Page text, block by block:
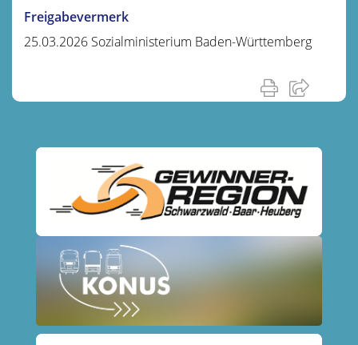
Freigabevermerk
25.03.2026 Sozialministerium Baden-Württemberg